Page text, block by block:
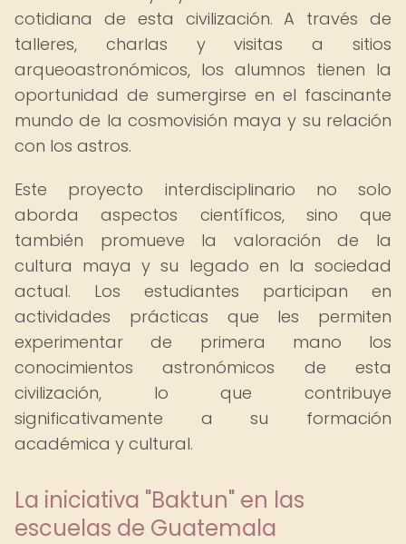
cotidiana de esta civilización. A través de
talleres, charlas y visitas a sitios
arqueoastronómicos, los alumnos tienen la
oportunidad de sumergirse en el fascinante
mundo de la cosmovisión maya y su relación
con los astros.
Este proyecto interdisciplinario no solo
aborda aspectos científicos, sino que
también promueve la valoración de la
cultura maya y su legado en la sociedad
actual. Los estudiantes participan en
actividades prácticas que les permiten
experimentar de primera mano los
conocimientos astronómicos de esta
civilización, lo que contribuye
significativamente a su formación
académica y cultural.
La iniciativa "Baktun" en las
escuelas de Guatemala